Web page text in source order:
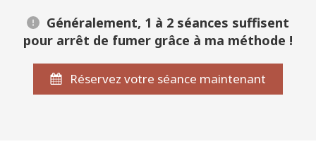
Généralement, 1 à 2 séances suffisent
pour arrêt de fumer grâce à ma méthode !
Réservez votre séance maintenant